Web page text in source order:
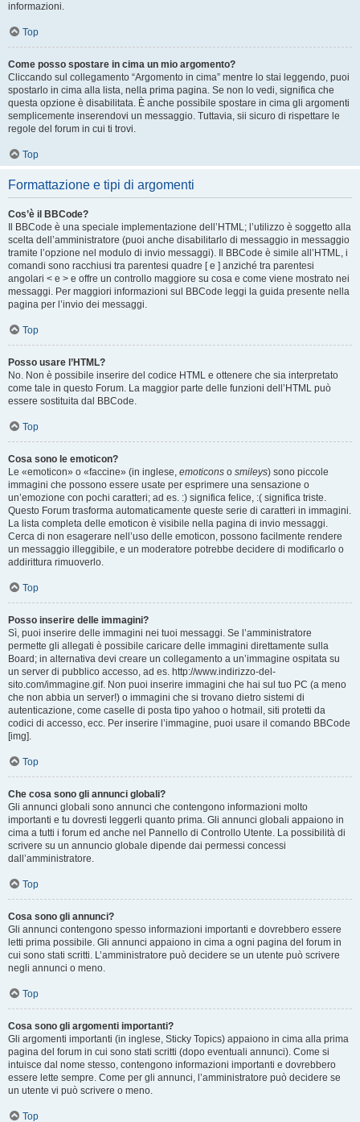
informazioni.
Top
Come posso spostare in cima un mio argomento?
Cliccando sul collegamento “Argomento in cima” mentre lo stai leggendo, puoi
spostarlo in cima alla lista, nella prima pagina. Se non lo vedi, significa che
questa opzione è disabilitata. È anche possibile spostare in cima gli argomenti
semplicemente inserendovi un messaggio. Tuttavia, sii sicuro di rispettare le
regole del forum in cui ti trovi.
Top
Formattazione e tipi di argomenti
Cos’è il BBCode?
Il BBCode è una speciale implementazione dell’HTML; l’utilizzo è soggetto alla
scelta dell’amministratore (puoi anche disabilitarlo di messaggio in messaggio
tramite l’opzione nel modulo di invio messaggi). Il BBCode è simile all’HTML, i
comandi sono racchiusi tra parentesi quadre [ e ] anziché tra parentesi
angolari < e > e offre un controllo maggiore su cosa e come viene mostrato nei
messaggi. Per maggiori informazioni sul BBCode leggi la guida presente nella
pagina per l’invio dei messaggi.
Top
Posso usare l’HTML?
No. Non è possibile inserire del codice HTML e ottenere che sia interpretato
come tale in questo Forum. La maggior parte delle funzioni dell’HTML può
essere sostituita dal BBCode.
Top
Cosa sono le emoticon?
Le «emoticon» o «faccine» (in inglese, emoticons o smileys) sono piccole
immagini che possono essere usate per esprimere una sensazione o
un’emozione con pochi caratteri; ad es. :) significa felice, :( significa triste.
Questo Forum trasforma automaticamente queste serie di caratteri in immagini.
La lista completa delle emoticon è visibile nella pagina di invio messaggi.
Cerca di non esagerare nell’uso delle emoticon, possono facilmente rendere
un messaggio illeggibile, e un moderatore potrebbe decidere di modificarlo o
addirittura rimuoverlo.
Top
Posso inserire delle immagini?
Sì, puoi inserire delle immagini nei tuoi messaggi. Se l’amministratore
permette gli allegati è possibile caricare delle immagini direttamente sulla
Board; in alternativa devi creare un collegamento a un’immagine ospitata su
un server di pubblico accesso, ad es. http://www.indirizzo-del-
sito.com/immagine.gif. Non puoi inserire immagini che hai sul tuo PC (a meno
che non abbia un server!) o immagini che si trovano dietro sistemi di
autenticazione, come caselle di posta tipo yahoo o hotmail, siti protetti da
codici di accesso, ecc. Per inserire l’immagine, puoi usare il comando BBCode
[img].
Top
Che cosa sono gli annunci globali?
Gli annunci globali sono annunci che contengono informazioni molto
importanti e tu dovresti leggerli quanto prima. Gli annunci globali appaiono in
cima a tutti i forum ed anche nel Pannello di Controllo Utente. La possibilità di
scrivere su un annuncio globale dipende dai permessi concessi
dall’amministratore.
Top
Cosa sono gli annunci?
Gli annunci contengono spesso informazioni importanti e dovrebbero essere
letti prima possibile. Gli annunci appaiono in cima a ogni pagina del forum in
cui sono stati scritti. L’amministratore può decidere se un utente può scrivere
negli annunci o meno.
Top
Cosa sono gli argomenti importanti?
Gli argomenti importanti (in inglese, Sticky Topics) appaiono in cima alla prima
pagina del forum in cui sono stati scritti (dopo eventuali annunci). Come si
intuisce dal nome stesso, contengono informazioni importanti e dovrebbero
essere lette sempre. Come per gli annunci, l’amministratore può decidere se
un utente vi può scrivere o meno.
Top